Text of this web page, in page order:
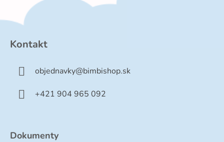
Kontakt
objednavky@bimbishop.sk
+421 904 965 092
Dokumenty